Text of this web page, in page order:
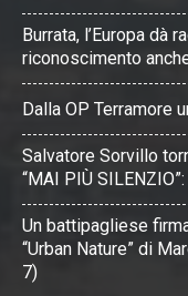
Burrata, l’Europa dà
riconoscimento
Dalla OP Terramore
Salvatore Sorvillo
“MAI PIÙ
Un battipagliese
“Urban Nature” di
7)